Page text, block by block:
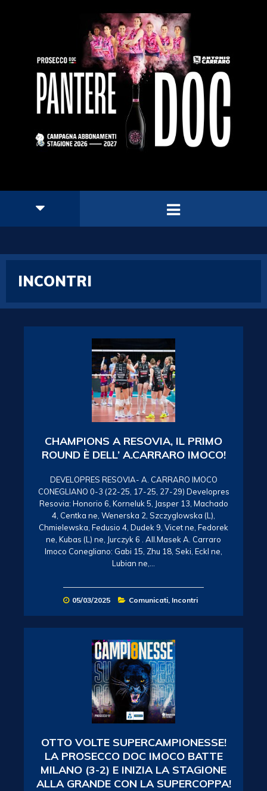
INCONTRI
CHAMPIONS A RESOVIA, IL PRIMO
ROUND È DELL’ A.CARRARO IMOCO!
DEVELOPRES RESOVIA- A. CARRARO IMOCO
CONEGLIANO 0-3 (22-25, 17-25, 27-29) Developres
Resovia: Honorio 6, Korneluk 5, Jasper 13, Machado
4, Centka ne, Wenerska 2, Szczyglowska (L),
Chmielewska, Fedusio 4, Dudek 9, Vicet ne, Fedorek
ne, Kubas (L) ne, Jurczyk 6 . All.Masek A. Carraro
Imoco Conegliano: Gabi 15, Zhu 18, Seki, Eckl ne,
Lubian ne,…
05/03/2025 Comunicati, Incontri
OTTO VOLTE SUPERCAMPIONESSE!
LA PROSECCO DOC IMOCO BATTE
MILANO (3-2) E INIZIA LA STAGIONE
ALLA GRANDE CON LA SUPERCOPPA!